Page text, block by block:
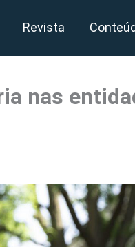
Revista
nas